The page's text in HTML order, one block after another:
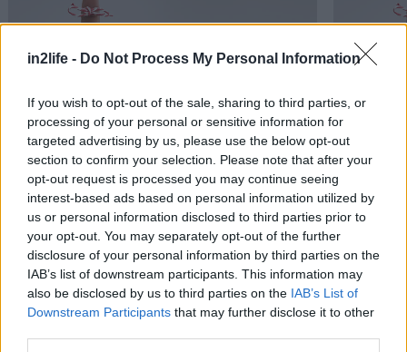
in2life - Do Not Process My Personal Information
If you wish to opt-out of the sale, sharing to third parties, or
processing of your personal or sensitive information for
targeted advertising by us, please use the below opt-out
section to confirm your selection. Please note that after your
opt-out request is processed you may continue seeing
interest-based ads based on personal information utilized by
us or personal information disclosed to third parties prior to
your opt-out. You may separately opt-out of the further
disclosure of your personal information by third parties on the
IAB’s list of downstream participants. This information may
also be disclosed by us to third parties on the IAB’s List of
Downstream Participants that may further disclose it to other
Video: Ολόκληρο το 2013 σε δυόμισι λεπτά Ολόκληρο
PODCASTS
Αναζήτηση
για...